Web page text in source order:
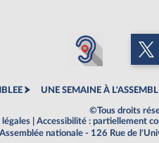
UNE SEMAINE À
©Tous droits
légales
Accessibilité : partiellement
Assemblée nationale - 126 Rue de